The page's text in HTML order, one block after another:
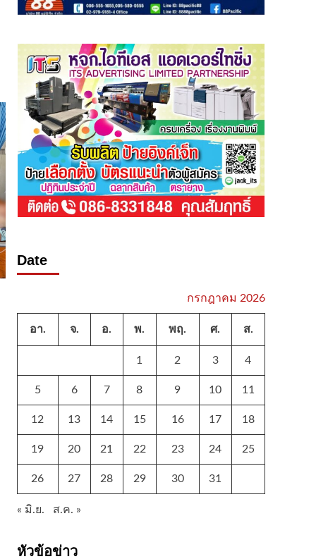
Date
กรกฎาคม 2026
อา. จ. อ. พ. พฤ. ศ. ส.
1 2 3 4
5 6 7 8 9 10 11
12 13 14 15 16 17 18
19 20 21 22 23 24 25
26 27 28 29 30 31
« มิ.ย. ส.ค. »
หัวข้อข่าว